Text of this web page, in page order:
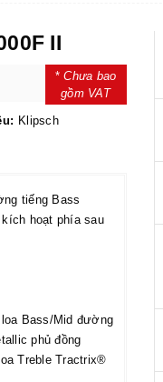
II
*Chưa bao
gồm VAT
Klipsch
tiếng Bass
hoạt phía sau
Bass/Mid đường
phủ đồng
Treble Tractrix®